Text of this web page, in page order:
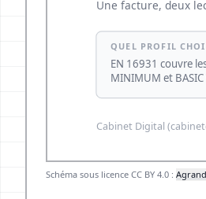
Schéma sous licence CC BY 4.0 :